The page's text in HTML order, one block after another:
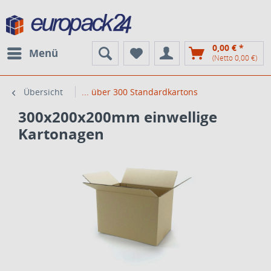
Menü 0,00 € *
(Netto 0,00 €)
Übersicht ... über 300 Standardkartons
300x200x200mm einwellige
Kartonagen